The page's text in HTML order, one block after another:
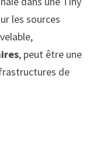
les sources
, peut être une
de